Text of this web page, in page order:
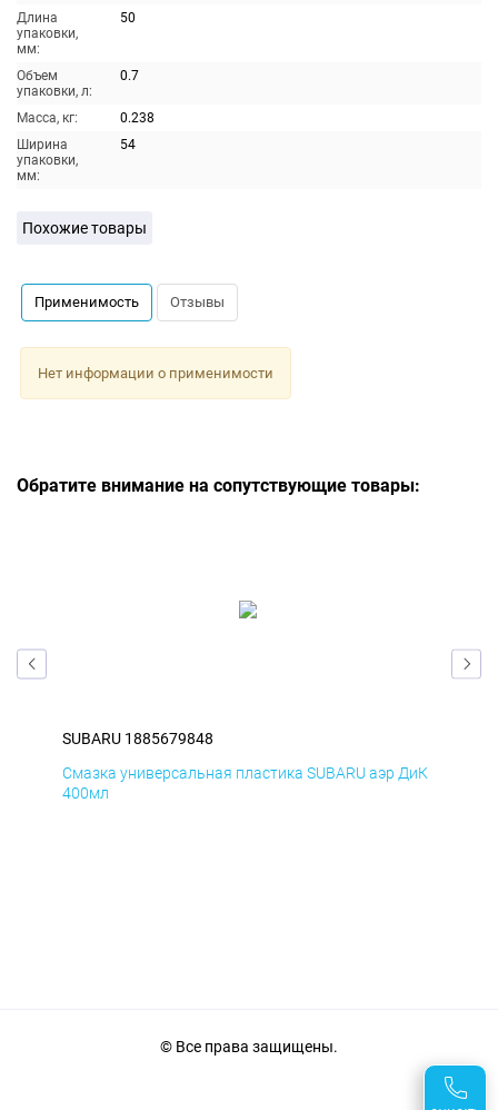
Длина
упаковки,
мм:
50
Объем
упаковки, л:
0.7
Масса, кг:
0.238
Ширина
упаковки,
мм:
54
Похожие товары
Применимость Отзывы
Нет информации о применимости
Обратите внимание на сопутствующие товары:
SUBARU 1885679848
Смазка универсальная пластика SUBARU аэр ДиК
400мл
© Все права защищены.